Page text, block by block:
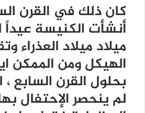
كان ذلك في القرن
أنشأت الكنيسة عيداً
ميلاد ميلاد العذراء
الهيكل ومن الممكن
بحلول القرن السابع ،
لم ينحصر الإحتفال